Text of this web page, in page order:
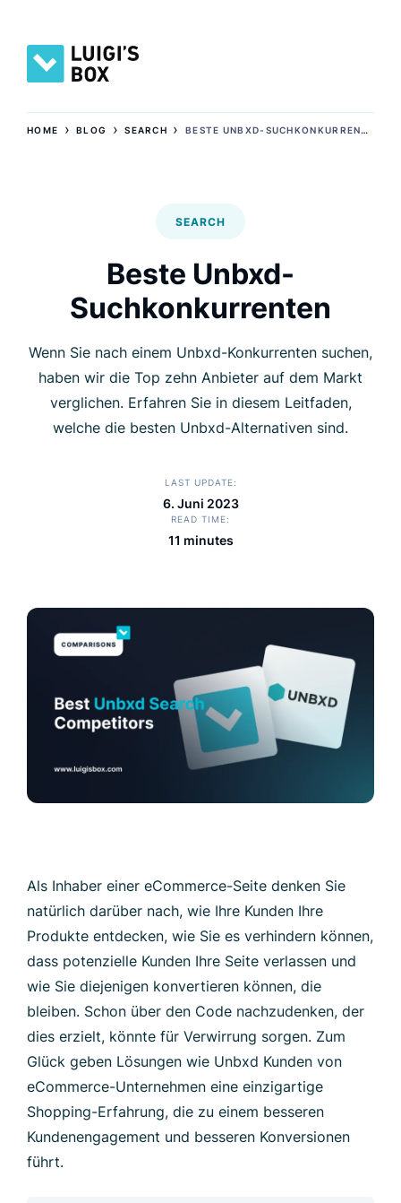
HOME ›BLOG ›SEARCH › BESTE UNBXD-SUCHKONKURRENTEN
SEARCH
Beste Unbxd-
Suchkonkurrenten
Wenn Sie nach einem Unbxd-Konkurrenten suchen,
haben wir die Top zehn Anbieter auf dem Markt
verglichen. Erfahren Sie in diesem Leitfaden,
welche die besten Unbxd-Alternativen sind.
LAST UPDATE
6. Juni 2023
READ TIME
11 minutes
Als Inhaber einer eCommerce-Seite denken Sie
natürlich darüber nach, wie Ihre Kunden Ihre
Produkte entdecken, wie Sie es verhindern können,
dass potenzielle Kunden Ihre Seite verlassen und
wie Sie diejenigen konvertieren können, die
bleiben. Schon über den Code nachzudenken, der
dies erzielt, könnte für Verwirrung sorgen. Zum
Glück geben Lösungen wie Unbxd Kunden von
eCommerce-Unternehmen eine einzigartige
Shopping-Erfahrung, die zu einem besseren
Kundenengagement und besseren Konversionen
führt.